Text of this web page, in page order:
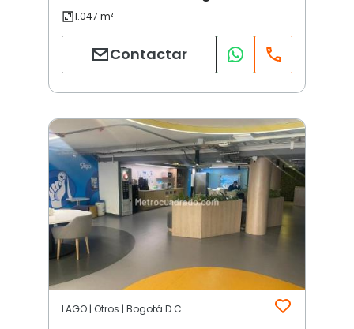
Contactar
LAGO | Otros | Bogotá D.C.